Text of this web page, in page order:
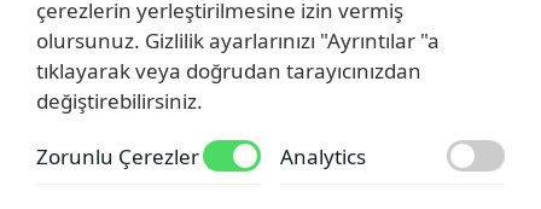
Copyright © 2024 by Armas Hotel
çerezlerin yerleştirilmesine izin vermiş
olursunuz. Gizlilik ayarlarınızı "Ayrıntılar "a
tıklayarak veya doğrudan tarayıcınızdan
değiştirebilirsiniz.
Zorunlu Çerezler
Analytics